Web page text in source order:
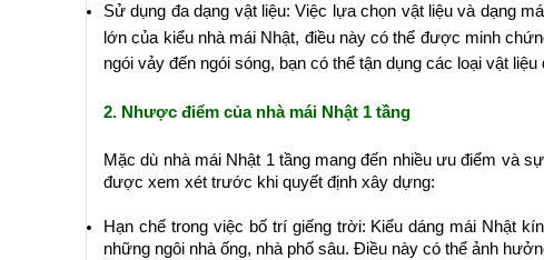
Sử dụng đa dạng vật liệu: Việc lựa chọn vật liệu và dạng
lớn của kiểu nhà mái Nhật, điều này có thể được minh
ngói vảy đến ngói sóng, bạn có thể tận dụng các loại vật
2. Nhược điểm của nhà mái Nhật 1 tầng
Mặc dù nhà mái Nhật 1 tầng mang đến nhiều ưu điểm và
được xem xét trước khi quyết định xây dựng:
Hạn chế trong việc bố trí giếng trời: Kiểu dáng mái Nhật
những ngôi nhà ống, nhà phố sâu. Điều này có thể ảnh